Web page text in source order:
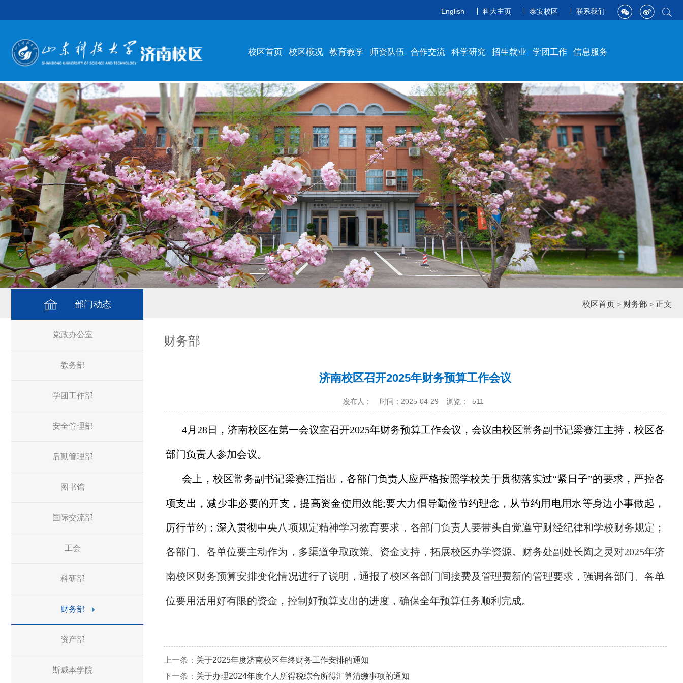
English 科大主页 泰安校区 联系我们
校区首页 校区概况 教育教学 师资队伍 合作交流 科学研究 招生就业 学团工作 信息服务
部门动态 校区首页 > 财务部 > 正文
党政办公室
教务部
学团工作部
安全管理部
后勤管理部
图书馆
国际交流部
工会
科研部
财务部
资产部
斯威本学院
财务部
济南校区召开2025年财务预算工作会议
发布人： 时间：2025-04-29 浏览： 511
4月 28日，济南校区在第一会议室召开2025年财务预算工作会议，会议由校区常务副书记梁赛江主持，校区各
部门负责人参加会议。
会上，校区常务副书记梁赛江指出，各部门负责人应严格按照学校关于贯彻落实过“紧日子”的要求，严控各
项支出，减少非必要的开支，提高资金使用效能;要大力倡导勤俭节约理念，从节约用电用水等身边小事做起，
厉行节约；深入贯彻中央八项规定精神学习教育要求，各部门负责人要带头自觉遵守财经纪律和学校财务规定；
各部门、各单位要主动作为，多渠道争取政策、资金支持，拓展校区办学资源。财务处副处长陶之灵对2025年济
南校区财务预算安排变化情况进行了说明，通报了校区各部门间接费及管理费新的管理要求，强调各部门、各单
位要用活用好有限的资金，控制好预算支出的进度，确保全年预算任务顺利完成。
上一条： 关于2025年度济南校区年终财务工作安排的通知
下一条： 关于办理2024年度个人所得税综合所得汇算清缴事项的通知